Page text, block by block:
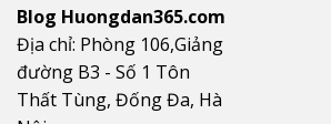
Blog Huongdan365.com
Địa chỉ: Phòng 106,Giảng
đường B3 - Số 1 Tôn
Thất Tùng, Đống Đa, Hà